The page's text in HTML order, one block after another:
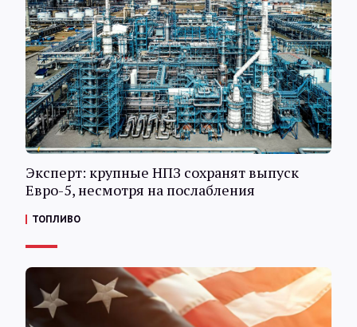
Эксперт: крупные НПЗ сохранят выпуск
Евро-5, несмотря на послабления
ТОПЛИВО